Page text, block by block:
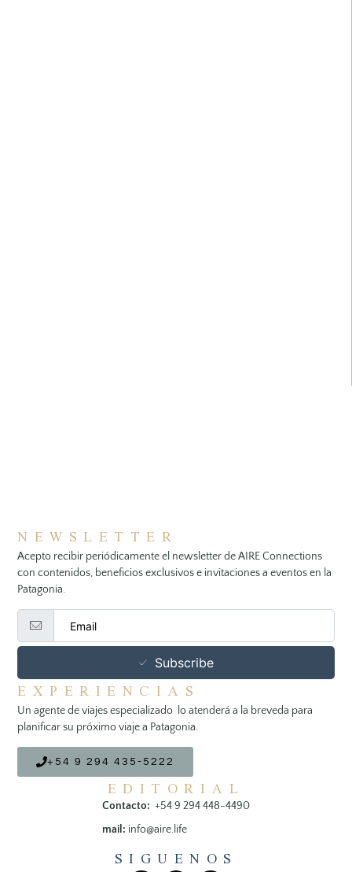
NEWSLETTER
Acepto recibir periódicamente el newsletter de AIRE Connections
con contenidos, beneficios exclusivos e invitaciones a eventos en la
Patagonia.
Subscribe
EXPERIENCIAS
Un agente de viajes especializado lo atenderá a la breveda para
planificar su próximo viaje a Patagonia.
+54 9 294 435-5222
EDITORIAL
Contacto: +54 9 294 448-4490
mail: info@aire.life
SIGUENOS